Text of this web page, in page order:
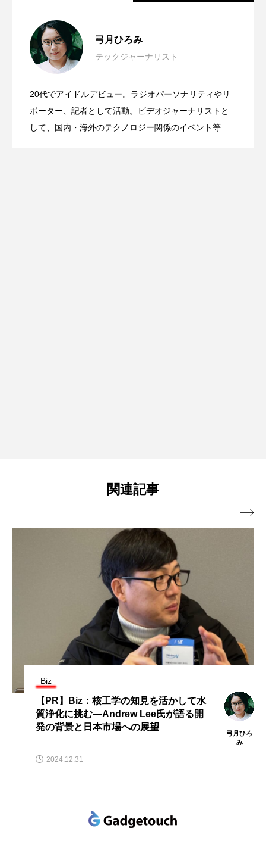
弓月ひろみ
テックジャーナリスト
20代でアイドルデビュー。ラジオパーソナリティやリ
ポーター、記者として活動。ビデオジャーナリストと
して、国内・海外のテクノロジー関係のイベント等を
2026.06.11
#WWDC26
2026.06.03
ス＋ドッグが超可愛い！wokyis G7 / M5
2026.03.17 日本発・世界最小スマートウォッチ
関連記事
Biz
【PR】Biz：核工学の知見を活かして水
質浄化に挑む―Andrew Lee氏が語る開
発の背景と日本市場への展望
弓月ひろ
み
2024.12.31
